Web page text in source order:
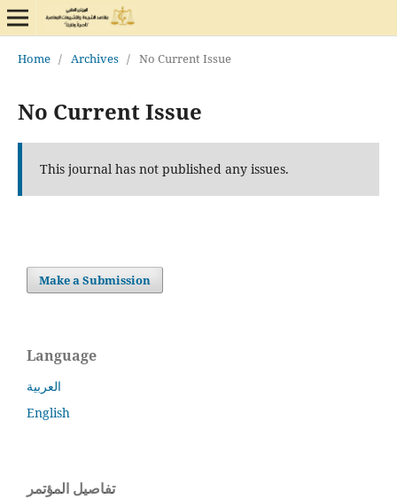
Home / Archives / No Current Issue
No Current Issue
This journal has not published any issues.
Make a Submission
Language
العربية
English
تفاصيل المؤتمر